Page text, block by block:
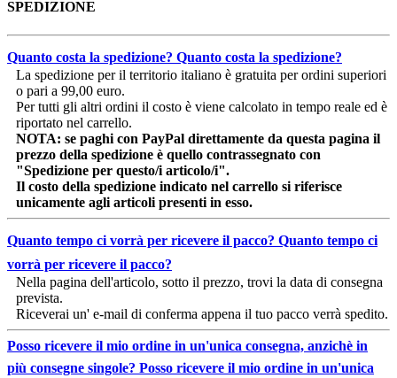
SPEDIZIONE
Quanto costa la spedizione? Quanto costa la spedizione?
La spedizione per il territorio italiano è gratuita per ordini superiori
o pari a 99,00 euro.
Per tutti gli altri ordini il costo è viene calcolato in tempo reale ed è
riportato nel carrello.
NOTA: se paghi con PayPal direttamente da questa pagina il
prezzo della spedizione è quello contrassegnato con
"Spedizione per questo/i articolo/i".
Il costo della spedizione indicato nel carrello si riferisce
unicamente agli articoli presenti in esso.
Quanto tempo ci vorrà per ricevere il pacco? Quanto tempo ci
vorrà per ricevere il pacco?
Nella pagina dell'articolo, sotto il prezzo, trovi la data di consegna
prevista.
Riceverai un' e-mail di conferma appena il tuo pacco verrà spedito.
Posso ricevere il mio ordine in un'unica consegna, anzichè in
più consegne singole? Posso ricevere il mio ordine in un'unica